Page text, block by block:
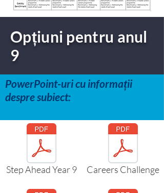
Opțiuni pentru anul
9
PowerPoint-uri cu informații
despre subiect:
Step Ahead Year 9 Careers Challenge